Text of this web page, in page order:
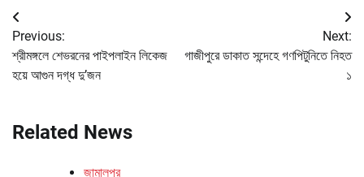
Post
navigation
Previous:
শ্রীমঙ্গলে শেভরনের পাইপলাইন লিকেজ
হয়ে আগুন দগ্ধ দু’জন
Next:
গাজীপুরে ডাকাত সন্দেহে গণপিটুনিতে নিহত
১
Related News
জামালপুর